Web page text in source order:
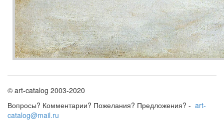
© art-catalog 2003-2020
Вопросы? Комментарии? Пожелания? Предложения? - art-
catalog@mail.ru